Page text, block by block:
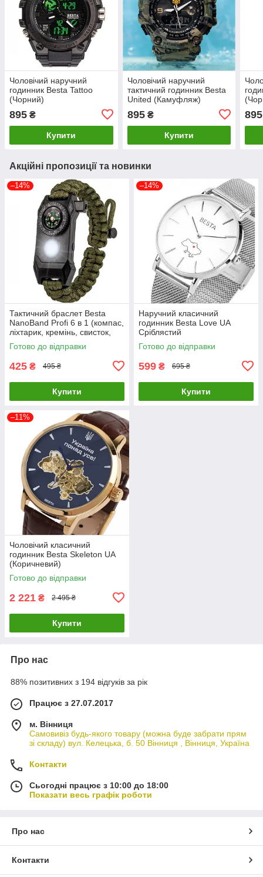
Чоловічий наручний
годинник Besta Tattoo
(Чорний)
895 ₴
Купити
Чоловічий наручний
тактичний годинник Besta
United (Камуфляж)
895₴
Купити
895
Акційні пропозиції та новинки
–14%
Тактичний браслет Besta
NanoBand Profi 6 в 1 (компас,
ліхтарик, кремінь, свисток,
різак, ремінець)
Готово до відправки
425 ₴ 495 ₴
Купити
–14%
Наручний класичний
годинник Besta Love UA
Сріблястий
Готово до відправки
599 ₴ 695 ₴
Купити
–11%
Чоловічий класичний
годинник Besta Skeleton UA
(Коричневий)
Готово до відправки
2 221 ₴ 2 495 ₴
Купити
Про нас
88% позитивних з 194 відгуків за рік
Працює з 27.07.2017
м. Вінниця
Самовивіз будь-якого товару (можна буде забрати прям
зі складу) вул. Келецька, б. 50 Вінниця , Вінниця, Україна
Контакти
Сьогодні працює з 10:00 до 18:00
Показати весь графік роботи
Про нас
Контакти